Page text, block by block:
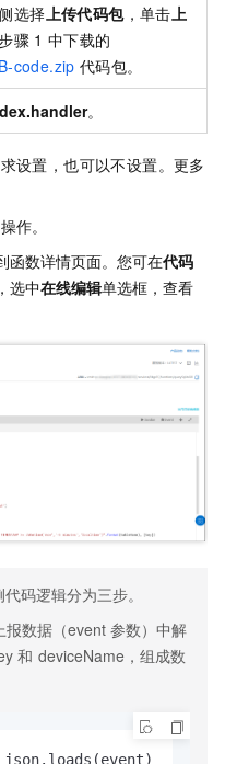
选择上传代码包，单击上
骤 1 中下载的
code.zip 代码包。
。
设置，也可以不设置。更多
作。
函数详情页面。您可在代码
选中在线编辑单选框，查看
码逻辑分为三步。
报数据（event 参数）中解
和 deviceName，组成数